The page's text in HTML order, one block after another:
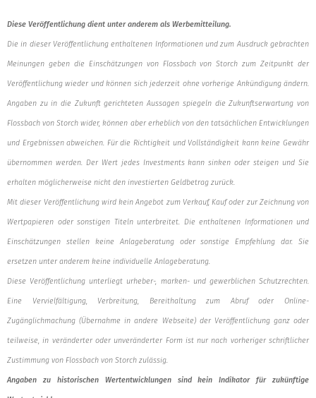
Diese Veröffentlichung dient unter anderem als Werbemitteilung.
Die in dieser Veröffentlichung enthaltenen Informationen und zum Ausdruck gebrachten
Meinungen geben die Einschätzungen von Flossbach von Storch zum Zeitpunkt der
Veröffentlichung wieder und können sich jederzeit ohne vorherige Ankündigung ändern.
Angaben zu in die Zukunft gerichteten Aussagen spiegeln die Zukunftserwartung von
Flossbach von Storch wider, können aber erheblich von den tatsächlichen Entwicklungen
und Ergebnissen abweichen. Für die Richtigkeit und Vollständigkeit kann keine Gewähr
übernommen werden. Der Wert jedes Investments kann sinken oder steigen und Sie
erhalten möglicherweise nicht den investierten Geldbetrag zurück.
Mit dieser Veröffentlichung wird kein Angebot zum Verkauf, Kauf oder zur Zeichnung von
Wertpapieren oder sonstigen Titeln unterbreitet. Die enthaltenen Informationen und
Einschätzungen stellen keine Anlageberatung oder sonstige Empfehlung dar. Sie
ersetzen unter anderem keine individuelle Anlageberatung.
Diese Veröffentlichung unterliegt urheber-, marken- und gewerblichen Schutzrechten.
Eine Vervielfältigung, Verbreitung, Bereithaltung zum Abruf oder Online-
Zugänglichmachung (Übernahme in andere Webseite) der Veröffentlichung ganz oder
teilweise, in veränderter oder unveränderter Form ist nur nach vorheriger schriftlicher
Zustimmung von Flossbach von Storch zulässig.
Angaben zu historischen Wertentwicklungen sind kein Indikator für zukünftige